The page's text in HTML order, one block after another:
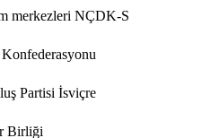
merkezleri NÇDK-S
Partisi İsviçre
Birliği